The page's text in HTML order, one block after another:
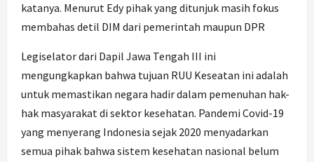
katanya. Menurut Edy pihak yang ditunjuk masih fokus
membahas detil DIM dari pemerintah maupun DPR
Legiselator dari Dapil Jawa Tengah III ini
mengungkapkan bahwa tujuan RUU Keseatan ini adalah
untuk memastikan negara hadir dalam pemenuhan hak-
hak masyarakat di sektor kesehatan. Pandemi Covid-19
yang menyerang Indonesia sejak 2020 menyadarkan
semua pihak bahwa sistem kesehatan nasional belum